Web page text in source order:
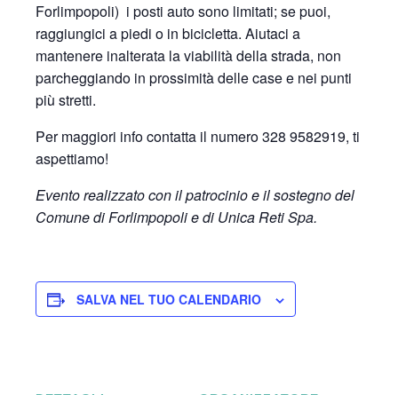
Forlimpopoli) i posti auto sono limitati; se puoi,
raggiungici a piedi o in bicicletta. Aiutaci a
mantenere inalterata la viabilità della strada, non
parcheggiando in prossimità delle case e nei punti
più stretti.
Per maggiori info contatta il numero 328 9582919, ti
aspettiamo!
Evento realizzato con il patrocinio e il sostegno del
Comune di Forlimpopoli e di Unica Reti Spa.
SALVA NEL TUO CALENDARIO